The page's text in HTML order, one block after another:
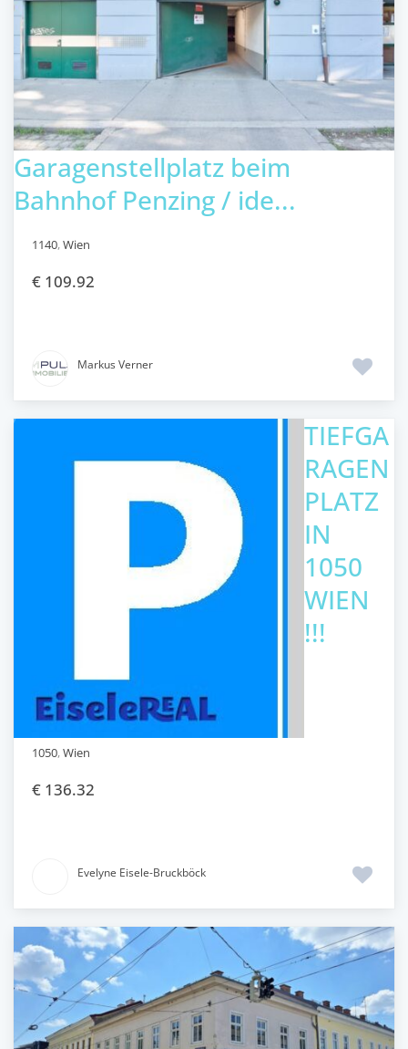
Garagenstellplatz beim
Bahnhof Penzing / ide...
1140,Wien
€ 109.92
Markus Verner
TIEFGA
RAGEN
PLATZ
IN
1050
WIEN
!!!
1050,Wien
€ 136.32
Evelyne Eisele-Bruckböck